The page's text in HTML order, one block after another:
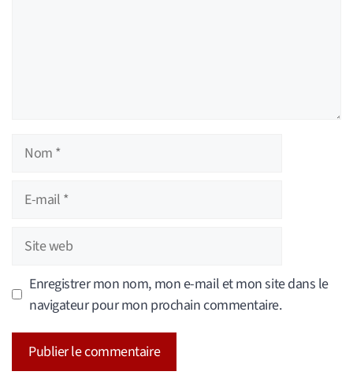
Nom
Site
web
Enregistrer mon nom, mon e-mail et mon site dans le
navigateur pour mon prochain commentaire.